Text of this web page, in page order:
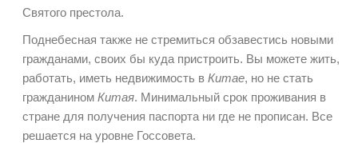
Святого престола.
Поднебесная также не стремиться обзавестись новыми
гражданами, своих бы куда пристроить. Вы можете жить,
работать, иметь недвижимость в Китае, но не стать
гражданином Китая. Минимальный срок проживания в
стране для получения паспорта ни где не прописан. Все
решается на уровне Госсовета.